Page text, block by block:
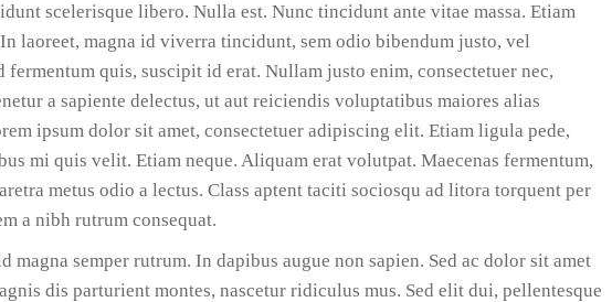
scelerisque libero. Nulla est. Nunc tincidunt ante vitae massa. Etiam
laoreet, magna id viverra tincidunt, sem odio bibendum justo, vel
quis, suscipit id erat. Nullam justo enim, consectetuer nec,
a sapiente delectus, ut aut reiciendis voluptatibus maiores alias
ipsum dolor sit amet, consectetuer adipiscing elit. Etiam ligula pede,
mi quis velit. Etiam neque. Aliquam erat volutpat. Maecenas fermentum,
metus odio a lectus. Class aptent taciti sociosqu ad litora torquent per
a nibh rutrum consequat.
semper rutrum. In dapibus augue non sapien. Sed ac dolor sit amet
dis parturient montes, nascetur ridiculus mus. Sed elit dui, pellentesque